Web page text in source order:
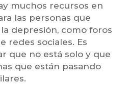
muchos recursos en
las personas que
la depresión, como foros
redes sociales. Es
que no está solo y que
que están pasando